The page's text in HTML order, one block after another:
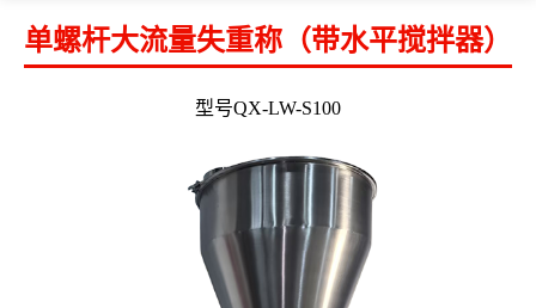
单螺杆大流量失重称（带水平搅拌器）
型号QX-LW-S100